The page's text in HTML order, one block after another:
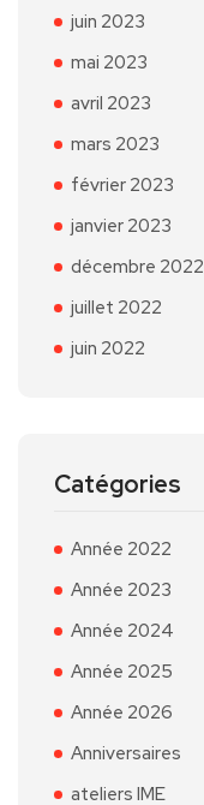
juin 2023
mai 2023
avril 2023
mars 2023
février 2023
janvier 2023
décembre 2022
juillet 2022
juin 2022
Catégories
Année 2022
Année 2023
Année 2024
Année 2025
Année 2026
Anniversaires
ateliers IME